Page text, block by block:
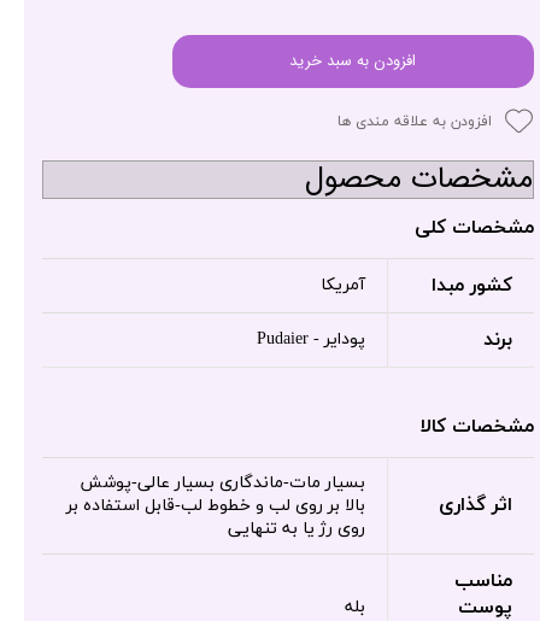
افزودن به سبد خرید
افزودن به علاقه مندی ها
مشخصات محصول
مشخصات کلی
کشور مبدا آمریکا
برند پودایر - Pudaier
مشخصات کالا
اثر گذاری
بسیار مات-ماندگاری بسیار عالی-پوشش
بالا بر روی لب و خطوط لب-قابل استفاده بر
روی رژ یا به تنهایی
مناسب
پوست
بله